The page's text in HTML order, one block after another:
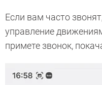
Если вам часто
управление
примете звонок,